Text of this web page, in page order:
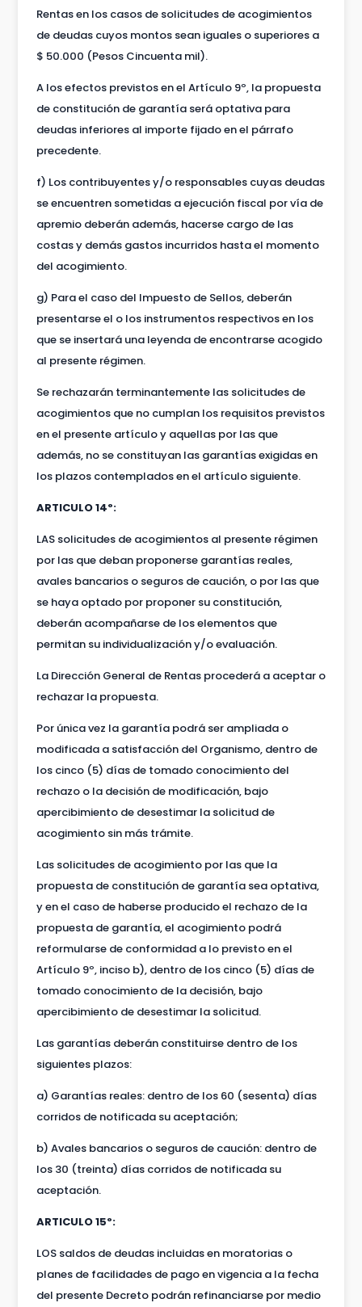
Rentas en los casos de solicitudes de acogimientos
de deudas cuyos montos sean iguales o superiores a
$ 50.000 (Pesos Cincuenta mil).
A los efectos previstos en el Artículo 9º, la propuesta
de constitución de garantía será optativa para
deudas inferiores al importe fijado en el párrafo
precedente.
f) Los contribuyentes y/o responsables cuyas deudas
se encuentren sometidas a ejecución fiscal por vía de
apremio deberán además, hacerse cargo de las
costas y demás gastos incurridos hasta el momento
del acogimiento.
g) Para el caso del Impuesto de Sellos, deberán
presentarse el o los instrumentos respectivos en los
que se insertará una leyenda de encontrarse acogido
al presente régimen.
Se rechazarán terminantemente las solicitudes de
acogimientos que no cumplan los requisitos previstos
en el presente artículo y aquellas por las que
además, no se constituyan las garantías exigidas en
los plazos contemplados en el artículo siguiente.
ARTICULO 14º:
LAS solicitudes de acogimientos al presente régimen
por las que deban proponerse garantías reales,
avales bancarios o seguros de caución, o por las que
se haya optado por proponer su constitución,
deberán acompañarse de los elementos que
permitan su individualización y/o evaluación.
La Dirección General de Rentas procederá a aceptar o
rechazar la propuesta.
Por única vez la garantía podrá ser ampliada o
modificada a satisfacción del Organismo, dentro de
los cinco (5) días de tomado conocimiento del
rechazo o la decisión de modificación, bajo
apercibimiento de desestimar la solicitud de
acogimiento sin más trámite.
Las solicitudes de acogimiento por las que la
propuesta de constitución de garantía sea optativa,
y en el caso de haberse producido el rechazo de la
propuesta de garantía, el acogimiento podrá
reformularse de conformidad a lo previsto en el
Artículo 9º, inciso b), dentro de los cinco (5) días de
tomado conocimiento de la decisión, bajo
apercibimiento de desestimar la solicitud.
Las garantías deberán constituirse dentro de los
siguientes plazos:
a) Garantías reales: dentro de los 60 (sesenta) días
corridos de notificada su aceptación;
b) Avales bancarios o seguros de caución: dentro de
los 30 (treinta) días corridos de notificada su
aceptación.
ARTICULO 15º:
LOS saldos de deudas incluidas en moratorias o
planes de facilidades de pago en vigencia a la fecha
del presente Decreto podrán refinanciarse por medio